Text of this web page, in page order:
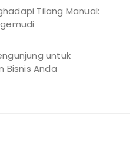
Tilang Manual:
untuk
Bisnis Anda